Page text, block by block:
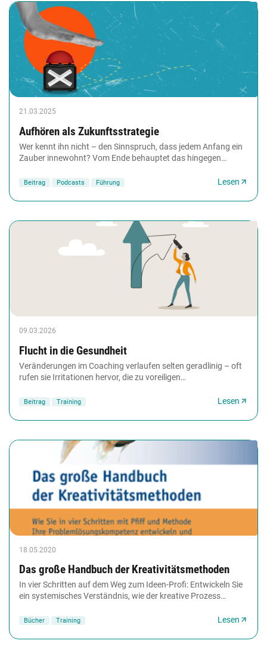
21.03.2025
Aufhören als Zukunftsstrategie
Wer kennt ihn nicht – den Sinnspruch, dass jedem Anfang ein
Zauber innewohnt? Vom Ende behauptet das hingegen
Beitrag Podcasts Führung Lesen
09.03.2026
Flucht in die Gesundheit
Veränderungen im Coaching verlaufen selten geradlinig – oft
rufen sie Irritationen hervor, die zu voreiligen
Beitrag Training Lesen
18.05.2020
Das große Handbuch der Kreativitätsmethoden
In vier Schritten auf dem Weg zum Ideen-Profi: Entwickeln Sie
ein systemisches Verständnis, wie der kreative Prozess
Bücher Training Lesen